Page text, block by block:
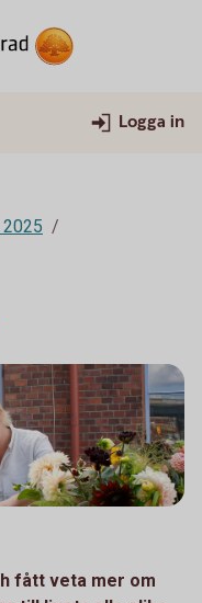
Logga in
fått veta mer om